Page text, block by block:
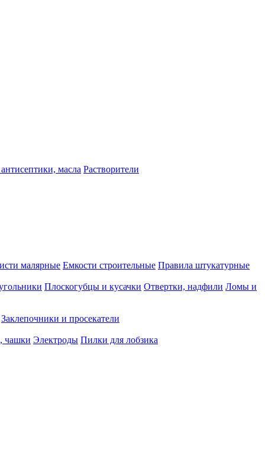
масла Растворители
малярные Емкости строительные Правила штукатурные
Плоскогубцы и кусачки Отвертки, надфили Ломы и
Заклепочники и просекатели
чашки Электроды Пилки для лобзика